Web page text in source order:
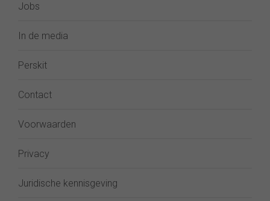
Jobs
In de media
Perskit
Contact
Voorwaarden
Privacy
Juridische kennisgeving